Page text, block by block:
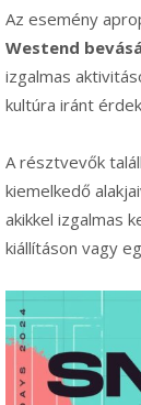
Az esemény
Westend
izgalmas
kultúra iránt
A résztvevők
kiemelkedő
akikkel izgalmas
kiállításon vagy